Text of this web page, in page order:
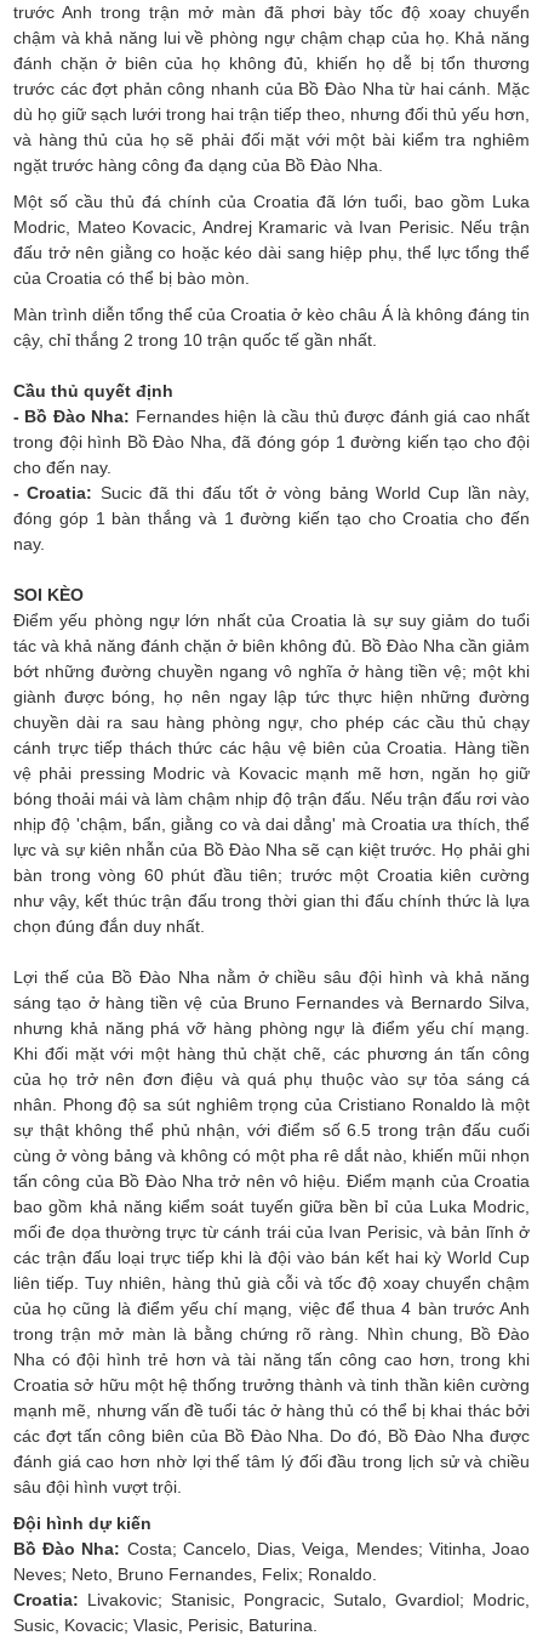
trước Anh trong trận mở màn đã phơi bày tốc độ xoay chuyển
chậm và khả năng lui về phòng ngự chậm chạp của họ. Khả năng
đánh chặn ở biên của họ không đủ, khiến họ dễ bị tổn thương
trước các đợt phản công nhanh của Bồ Đào Nha từ hai cánh. Mặc
dù họ giữ sạch lưới trong hai trận tiếp theo, nhưng đối thủ yếu hơn,
và hàng thủ của họ sẽ phải đối mặt với một bài kiểm tra nghiêm
ngặt trước hàng công đa dạng của Bồ Đào Nha.
Một số cầu thủ đá chính của Croatia đã lớn tuổi, bao gồm Luka
Modric, Mateo Kovacic, Andrej Kramaric và Ivan Perisic. Nếu trận
đấu trở nên giằng co hoặc kéo dài sang hiệp phụ, thể lực tổng thể
của Croatia có thể bị bào mòn.
Màn trình diễn tổng thể của Croatia ở kèo châu Á là không đáng tin
cậy, chỉ thắng 2 trong 10 trận quốc tế gần nhất.
Cầu thủ quyết định
- Bồ Đào Nha: Fernandes hiện là cầu thủ được đánh giá cao nhất
trong đội hình Bồ Đào Nha, đã đóng góp 1 đường kiến tạo cho đội
cho đến nay.
- Croatia: Sucic đã thi đấu tốt ở vòng bảng World Cup lần này,
đóng góp 1 bàn thắng và 1 đường kiến tạo cho Croatia cho đến
nay.
SOI KÈO
Điểm yếu phòng ngự lớn nhất của Croatia là sự suy giảm do tuổi
tác và khả năng đánh chặn ở biên không đủ. Bồ Đào Nha cần giảm
bớt những đường chuyền ngang vô nghĩa ở hàng tiền vệ; một khi
giành được bóng, họ nên ngay lập tức thực hiện những đường
chuyền dài ra sau hàng phòng ngự, cho phép các cầu thủ chạy
cánh trực tiếp thách thức các hậu vệ biên của Croatia. Hàng tiền
vệ phải pressing Modric và Kovacic mạnh mẽ hơn, ngăn họ giữ
bóng thoải mái và làm chậm nhịp độ trận đấu. Nếu trận đấu rơi vào
nhịp độ 'chậm, bẩn, giằng co và dai dẳng' mà Croatia ưa thích, thể
lực và sự kiên nhẫn của Bồ Đào Nha sẽ cạn kiệt trước. Họ phải ghi
bàn trong vòng 60 phút đầu tiên; trước một Croatia kiên cường
như vậy, kết thúc trận đấu trong thời gian thi đấu chính thức là lựa
chọn đúng đắn duy nhất.
Lợi thế của Bồ Đào Nha nằm ở chiều sâu đội hình và khả năng
sáng tạo ở hàng tiền vệ của Bruno Fernandes và Bernardo Silva,
nhưng khả năng phá vỡ hàng phòng ngự là điểm yếu chí mạng.
Khi đối mặt với một hàng thủ chặt chẽ, các phương án tấn công
của họ trở nên đơn điệu và quá phụ thuộc vào sự tỏa sáng cá
nhân. Phong độ sa sút nghiêm trọng của Cristiano Ronaldo là một
sự thật không thể phủ nhận, với điểm số 6.5 trong trận đấu cuối
cùng ở vòng bảng và không có một pha rê dắt nào, khiến mũi nhọn
tấn công của Bồ Đào Nha trở nên vô hiệu. Điểm mạnh của Croatia
bao gồm khả năng kiểm soát tuyến giữa bền bỉ của Luka Modric,
mối đe dọa thường trực từ cánh trái của Ivan Perisic, và bản lĩnh ở
các trận đấu loại trực tiếp khi là đội vào bán kết hai kỳ World Cup
liên tiếp. Tuy nhiên, hàng thủ già cỗi và tốc độ xoay chuyển chậm
của họ cũng là điểm yếu chí mạng, việc để thua 4 bàn trước Anh
trong trận mở màn là bằng chứng rõ ràng. Nhìn chung, Bồ Đào
Nha có đội hình trẻ hơn và tài năng tấn công cao hơn, trong khi
Croatia sở hữu một hệ thống trưởng thành và tinh thần kiên cường
mạnh mẽ, nhưng vấn đề tuổi tác ở hàng thủ có thể bị khai thác bởi
các đợt tấn công biên của Bồ Đào Nha. Do đó, Bồ Đào Nha được
đánh giá cao hơn nhờ lợi thế tâm lý đối đầu trong lịch sử và chiều
sâu đội hình vượt trội.
Đội hình dự kiến
Bồ Đào Nha: Costa; Cancelo, Dias, Veiga, Mendes; Vitinha, Joao
Neves; Neto, Bruno Fernandes, Felix; Ronaldo.
Croatia: Livakovic; Stanisic, Pongracic, Sutalo, Gvardiol; Modric,
Susic, Kovacic; Vlasic, Perisic, Baturina.